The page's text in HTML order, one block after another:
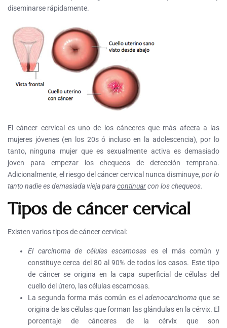
diseminarse rápidamente.
El cáncer cervical es uno de los cánceres que más afecta a las
mujeres jóvenes (en los 20s ó incluso en la adolescencia), por lo
tanto, ninguna mujer que es sexualmente activa es demasiado
joven para empezar los chequeos de detección temprana.
Adicionalmente, el riesgo del cáncer cervical nunca disminuye, por lo
tanto nadie es demasiada vieja paracontinuarcon los chequeos.
Tipos de cáncer cervical
Existen varios tipos de cáncer cervical:
El carcinoma de células escamosas es el más común y
constituye cerca del 80 al 90% de todos los casos. Este tipo
de cáncer se origina en la capa superficial de células del
cuello del útero, las células escamosas.
La segunda forma más común es el adenocarcinomaque se
origina de las células que forman las glándulas en la cérvix. El
porcentaje de cánceres de la cérvix que son